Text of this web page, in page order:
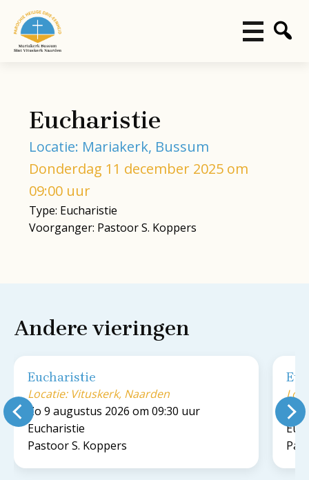
Eucharistie
Locatie: Mariakerk, Bussum
Donderdag 11 december 2025 om
09:00 uur
Type: Eucharistie
Voorganger: Pastoor S. Koppers
Andere vieringen
Eucharistie
Locatie: Vituskerk, Naarden
Zo 9 augustus 2026 om 09:30 uur
Eucharistie
Pastoor S. Koppers
Zo